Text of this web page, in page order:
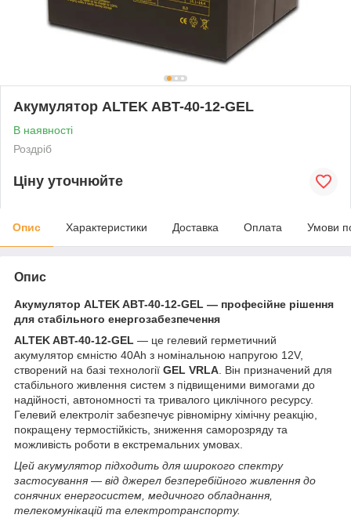
Акумулятор ALTEK ABT-40-12-GEL
В наявності
Роздріб
Ціну уточнюйте
Опис Характеристики Доставка Оплата Умови
Опис
Акумулятор ALTEK ABT-40-12-GEL — професійне рішення
для стабільного енергозабезпечення
ALTEK ABT-40-12-GEL — це гелевий герметичний
акумулятор ємністю 40Ah з номінальною напругою 12V,
створений на базі технології GEL VRLA . Він призначений для
стабільного живлення систем з підвищеними вимогами до
надійності, автономності та тривалого циклічного ресурсу.
Гелевий електроліт забезпечує рівномірну хімічну реакцію,
покращену термостійкість, зниження саморозряду та
можливість роботи в екстремальних умовах.
Цей акумулятор підходить для широкого спектру
застосування — від джерел безперебійного живлення до
сонячних енергосистем, медичного обладнання,
телекомунікацій та електротранспорту.